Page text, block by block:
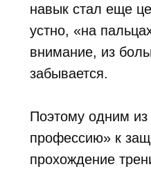
навык стал еще
устно, «на
внимание, из
забывается.
Поэтому одним
профессию» к
прохождение